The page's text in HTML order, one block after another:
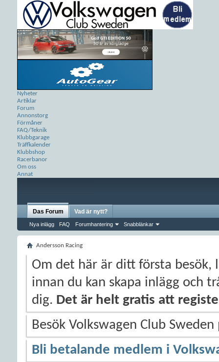
Nyheter
Artiklar
Forum
Annonstorg
Förmåner
FAQ/Teknik
Klubbgarage
Träffkalender
Klubbshop
Racerbanor
Om oss
Annat
Das Forum
Nya inlägg FAQ Forumhantering Snabblänkar
Vad är nytt?
Andersson Racing
Om det här är ditt första besök,
innan du kan skapa inlägg och
dig. Det är helt gratis att
Besök Volkswagen Club
Bli betalande medlem i